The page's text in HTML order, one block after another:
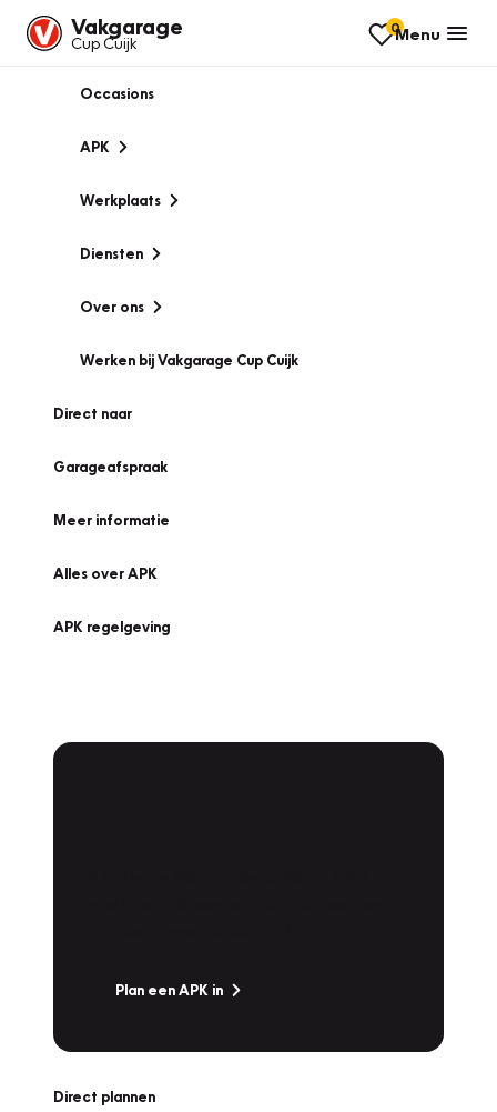
Vakgarage
Cup Cuijk
0Menu
Occasions
APK
Werkplaats
Diensten
Over ons
Werken bij Vakgarage Cup Cuijk
Direct naar
Garageafspraak
Meer informatie
Alles over APK
APK regelgeving
Plan een APK in
Direct plannen